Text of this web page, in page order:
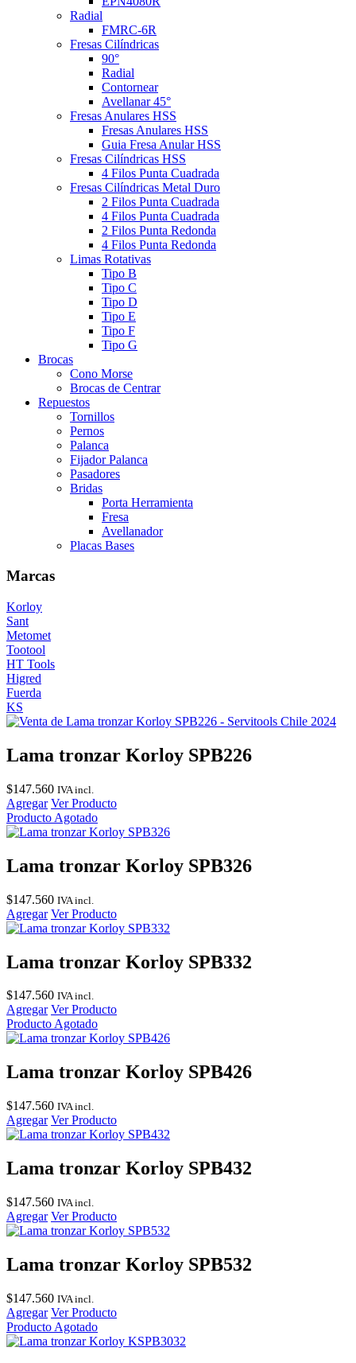
Radial
FMRC-6R
Fresas Cilíndricas
90°
Radial
Contornear
Avellanar 45°
Fresas Anulares HSS
Fresas Anulares HSS
Guia Fresa Anular HSS
Fresas Cilíndricas HSS
4 Filos Punta Cuadrada
Fresas Cilíndricas Metal Duro
2 Filos Punta Cuadrada
4 Filos Punta Cuadrada
2 Filos Punta Redonda
4 Filos Punta Redonda
Limas Rotativas
Tipo B
Tipo C
Tipo D
Tipo E
Tipo F
Tipo G
Brocas
Cono Morse
Brocas de Centrar
Repuestos
Tornillos
Pernos
Palanca
Fijador Palanca
Pasadores
Bridas
Porta Herramienta
Fresa
Avellanador
Placas Bases
Marcas
Korloy
Sant
Metomet
Tootool
HT Tools
Higred
Fuerda
KS
Lama tronzar Korloy SPB226
$147.560 IVA incl.
Agregar Ver Producto
Producto Agotado
Lama tronzar Korloy SPB326
$147.560 IVA incl.
Agregar Ver Producto
Lama tronzar Korloy SPB332
$147.560 IVA incl.
Agregar Ver Producto
Producto Agotado
Lama tronzar Korloy SPB426
$147.560 IVA incl.
Agregar Ver Producto
Lama tronzar Korloy SPB432
$147.560 IVA incl.
Agregar Ver Producto
Lama tronzar Korloy SPB532
$147.560 IVA incl.
Agregar Ver Producto
Producto Agotado